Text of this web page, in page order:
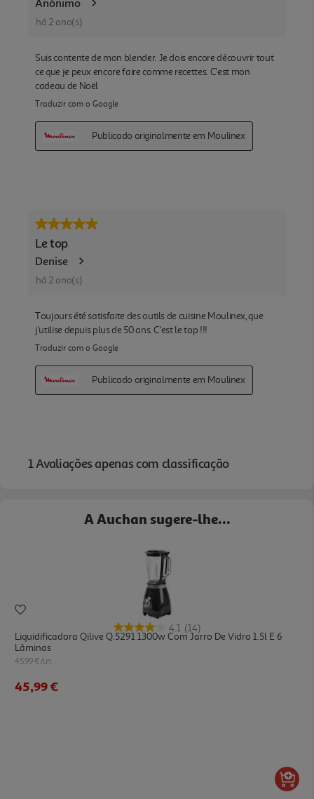
A Auchan sugere-lhe...
4.1 (14)
Liquidificadora Qilive Q.5291 1300w Com Jarro De Vidro 1.5l E 6
Lâminas
45.99 €/un
45,99 €